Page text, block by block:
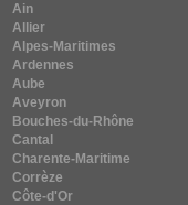
Ain
Allier
Alpes-Maritimes
Ardennes
Aube
Aveyron
Bouches-du-Rhône
Cantal
Charente-Maritime
Corrèze
Côte-d'Or